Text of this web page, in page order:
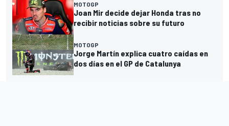
MOTOGP
Joan Mir decide dejar Honda tras no
recibir noticias sobre su futuro
MOTOGP
Jorge Martín explica cuatro caídas en
dos días en el GP de Catalunya